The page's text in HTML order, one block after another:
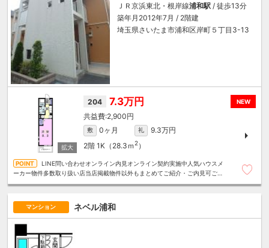
ＪＲ京浜東北・根岸線浦和駅 / 徒歩13分
築年月2012年7月 / 2階建
埼玉県さいたま市浦和区岸町５丁目3-13
NEW
204 7.3万円
2,900円
敷 0ヶ月 礼
9.3万円
2階 1K（28.3ｍ 2）
LINE問い合わせオンライン内見オンライン契約実施中人気ハウスメ
ーカー物件多数取り扱い店当店掲載物件以外もまとめてご紹介・ご内見可ご予
マンション ネベル浦和